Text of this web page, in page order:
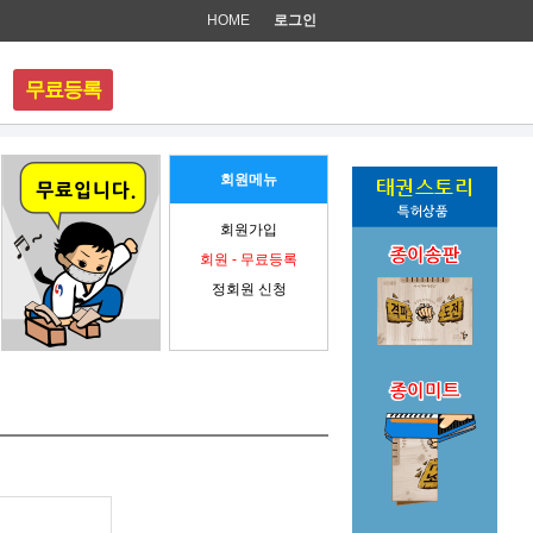
로그인
HOME
무료등록
뉴
회원메뉴
회원가입
회원 - 무료등록
정회원 신청